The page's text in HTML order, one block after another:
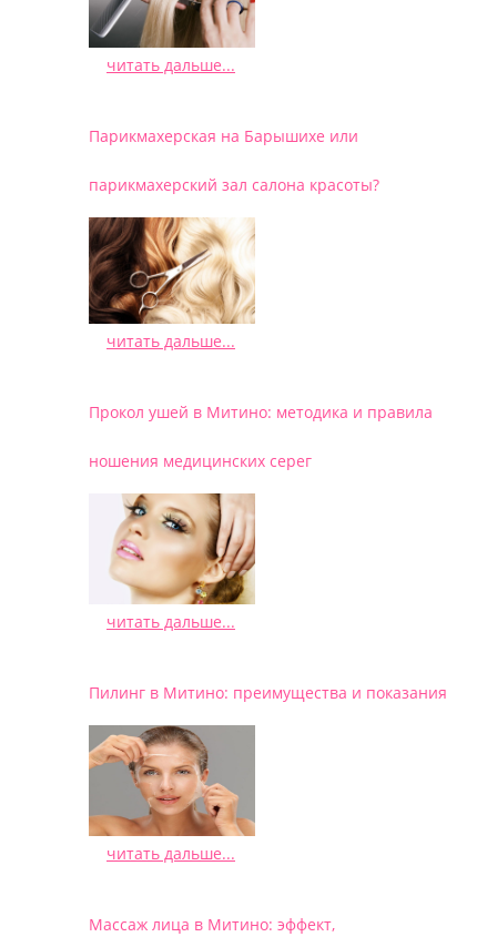
читать дальше...
Парикмахерская на Барышихе или
парикмахерский зал салона красоты?
читать дальше...
Прокол ушей в Митино: методика и правила
ношения медицинских серег
читать дальше...
Пилинг в Митино: преимущества и показания
читать дальше...
Массаж лица в Митино: эффект,